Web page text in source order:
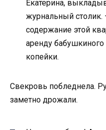
Екатерина,
журнальный столик.
содержание этой
аренду
копейки.
Свекровь побледнела.
заметно дрожали.